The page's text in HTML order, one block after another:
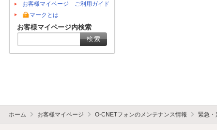
お客様マイページ ご利用ガイド
マークとは
お客様マイページ内検索
ホーム お客様マイページ O-CNETフォンのメンテナンス情報 緊急・